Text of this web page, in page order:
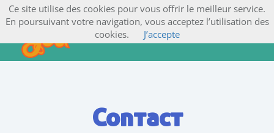
Contact
Ce site utilise des cookies pour vous offrir le meilleur service.
En poursuivant votre navigation, vous acceptez l’utilisation des
cookies.
J’accepte